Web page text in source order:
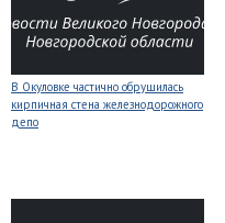
В Окуловке частично обрушилась
кирпичная стена железнодорожного
депо